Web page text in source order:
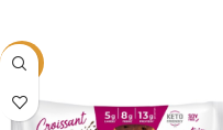
-11%